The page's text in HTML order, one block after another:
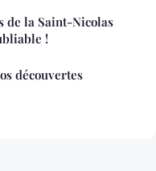
de la Saint-Nicolas
!
découvertes